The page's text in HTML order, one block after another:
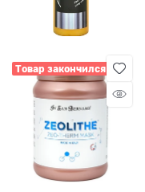
Товар закончился